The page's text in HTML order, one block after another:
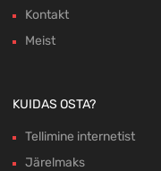
Kontakt
Meist
KUIDAS OSTA?
Tellimine internetist
Järelmaks